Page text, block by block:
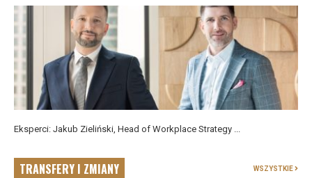
Eksperci: Jakub Zieliński, Head of Workplace Strategy ...
TRANSFERY I ZMIANY WSZYSTKIE